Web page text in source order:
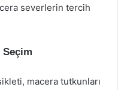
severlerin tercih
macera tutkunları